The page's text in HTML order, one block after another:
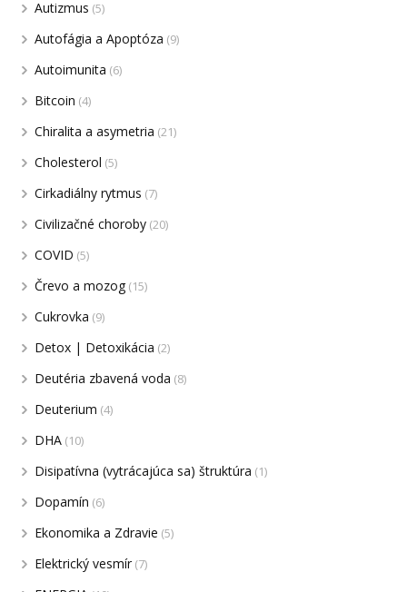
Autizmus (5)
Autofágia a Apoptóza (9)
Autoimunita (6)
Bitcoin (4)
Chiralita a asymetria (21)
Cholesterol (5)
Cirkadiálny rytmus (7)
Civilizačné choroby (20)
COVID (5)
Črevo a mozog (15)
Cukrovka (9)
Detox | Detoxikácia (2)
Deutéria zbavená voda (8)
Deuterium (4)
DHA (10)
Disipatívna (vytrácajúca sa) štruktúra (1)
Dopamín (6)
Ekonomika a Zdravie (5)
Elektrický vesmír (7)